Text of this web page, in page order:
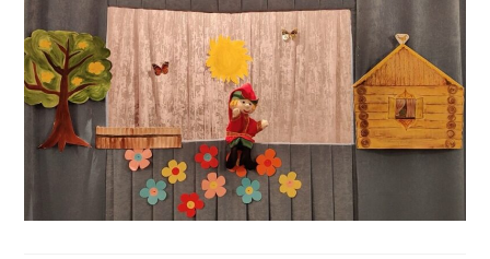
ТЕАТР
КУКОЛ…